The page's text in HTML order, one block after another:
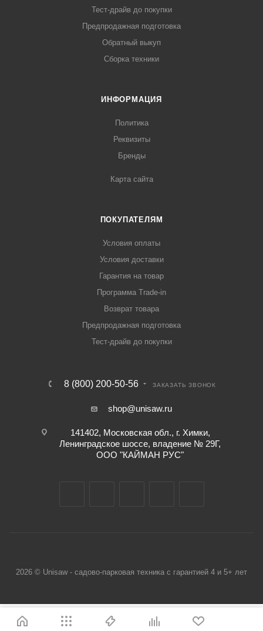
Тест-драйв до покупки
Предпродажная подготовка
Обратный выкуп
Сборка техники
ИНФОРМАЦИЯ
Политика
Реквизиты
Бренды
Карта сайта
ПОКУПАТЕЛЯМ
Условия оплаты
Условия доставки
Гарантия на товар
Программа Trade-in
Возврат товара
Предпродажная подготовка
Тест-драйв до покупки
8 (800) 200-50-56 ЗАКАЗАТЬ ЗВОНОК
shop@unisaw.ru
141402, Московская обл., г. Химки,
Ленинградское шоссе, владение № 29Г,
ООО "КАЙМАН РУС"
2026 © Unisaw - садово-парковая техника с гарантией 4 и 5+ лет